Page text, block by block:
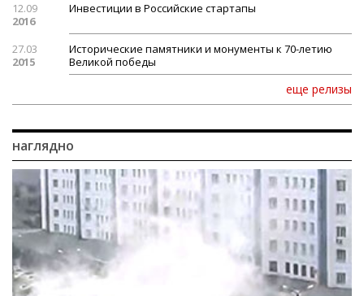
12.09
2016
Инвестиции в Российские стартапы
27.03
2015
Исторические памятники и монументы к 70-летию
Великой победы
еще релизы
наглядно